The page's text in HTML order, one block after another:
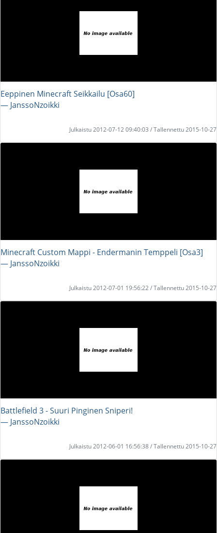
Eeppinen Minecraft Seikkailu [Osa60]
― JanssoNzoikki
Julkaistu 2012-07-12 09:40:03 / Tallennettu 2015-10-27
Minecraft Custom Mappi - Endermanin Temppeli [Osa3]
― JanssoNzoikki
Julkaistu 2012-07-01 19:56:22 / Tallennettu 2015-10-27
Battlefield 3 - Suuri Pinginen Sniperi!
― JanssoNzoikki
Julkaistu 2012-06-01 16:56:38 / Tallennettu 2015-10-27